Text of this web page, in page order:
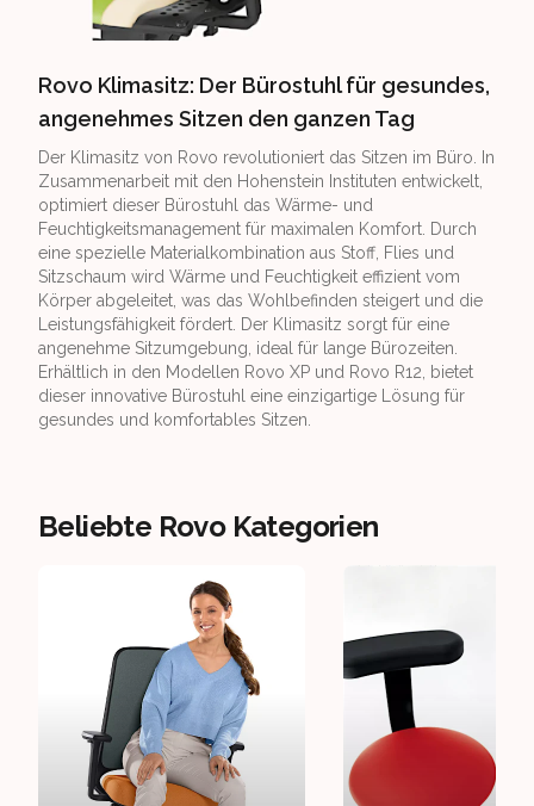
Rovo Klimasitz: Der Bürostuhl für gesundes,
angenehmes Sitzen den ganzen Tag
Der Klimasitz von Rovo revolutioniert das Sitzen im Büro. In
Zusammenarbeit mit den Hohenstein Instituten entwickelt,
optimiert dieser Bürostuhl das Wärme- und
Feuchtigkeitsmanagement für maximalen Komfort. Durch
eine spezielle Materialkombination aus Stoff, Flies und
Sitzschaum wird Wärme und Feuchtigkeit effizient vom
Körper abgeleitet, was das Wohlbefinden steigert und die
Leistungsfähigkeit fördert. Der Klimasitz sorgt für eine
angenehme Sitzumgebung, ideal für lange Bürozeiten.
Erhältlich in den Modellen Rovo XP und Rovo R12, bietet
dieser innovative Bürostuhl eine einzigartige Lösung für
gesundes und komfortables Sitzen.
Beliebte Rovo Kategorien